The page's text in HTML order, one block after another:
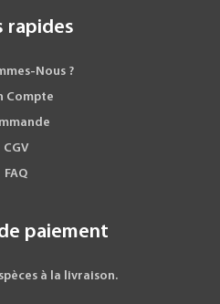
rapides
Nous ?
Compte
CGV
FAQ
paiement
à la livraison.